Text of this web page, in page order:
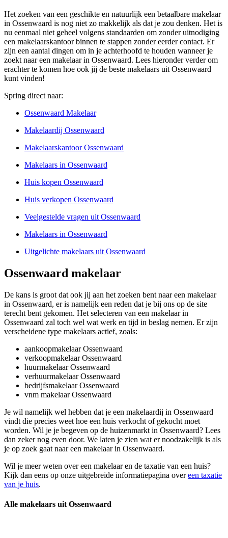
Het zoeken van een geschikte en natuurlijk een betaalbare makelaar
in Ossenwaard is nog niet zo makkelijk als dat je zou denken. Het is
nu eenmaal niet geheel volgens standaarden om zonder uitnodiging
een makelaarskantoor binnen te stappen zonder eerder contact. Er
zijn een aantal dingen om in je achterhoofd te houden wanneer je
zoekt naar een makelaar in Ossenwaard. Lees hieronder verder om
erachter te komen hoe ook jij de beste makelaars uit Ossenwaard
kunt vinden!
Spring direct naar:
Ossenwaard Makelaar
Makelaardij Ossenwaard
Makelaarskantoor Ossenwaard
Makelaars in Ossenwaard
Huis kopen Ossenwaard
Huis verkopen Ossenwaard
Veelgestelde vragen uit Ossenwaard
Makelaars in Ossenwaard
Uitgelichte makelaars uit Ossenwaard
Ossenwaard makelaar
De kans is groot dat ook jij aan het zoeken bent naar een makelaar
in Ossenwaard, er is namelijk een reden dat je bij ons op de site
terecht bent gekomen. Het selecteren van een makelaar in
Ossenwaard zal toch wel wat werk en tijd in beslag nemen. Er zijn
verscheidene type makelaars actief, zoals:
aankoopmakelaar Ossenwaard
verkoopmakelaar Ossenwaard
huurmakelaar Ossenwaard
verhuurmakelaar Ossenwaard
bedrijfsmakelaar Ossenwaard
vnm makelaar Ossenwaard
Je wil namelijk wel hebben dat je een makelaardij in Ossenwaard
vindt die precies weet hoe een huis verkocht of gekocht moet
worden. Wil je je begeven op de huizenmarkt in Ossenwaard? Lees
dan zeker nog even door. We laten je zien wat er noodzakelijk is als
je op zoek gaat naar een makelaar in Ossenwaard.
Wil je meer weten over een makelaar en de taxatie van een huis?
Kijk dan eens op onze uitgebreide informatiepagina overeen taxatie
van je huis.
Alle makelaars uit Ossenwaard